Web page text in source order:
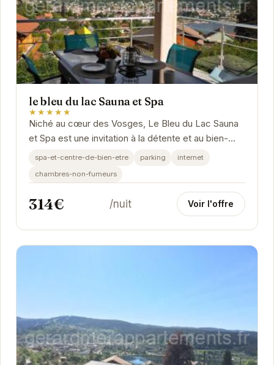
le bleu du lac Sauna et Spa
★★★★★
Niché au cœur des Vosges, Le Bleu du Lac Sauna
et Spa est une invitation à la détente et au bien-
être. Avec son atmosphère apaisante et ses...
spa-et-centre-de-bien-etre parking
internet
chambres-non-fumeurs
314€ /nuit Voir l'offre